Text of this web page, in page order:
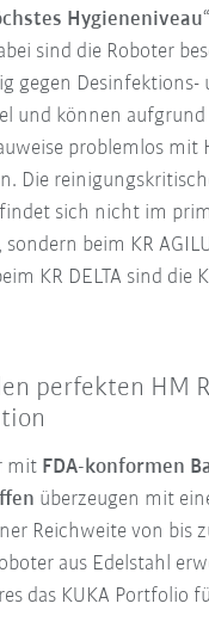
Hygieneniveau
sind die Roboter
gegen Desinfektions-
und können
problemlos mit
Die
sich nicht im
beim KR
KR DELTA sind die
perfekten HM
mit FDA-konformen
überzeugen mit
Reichweite von bis
aus Edelstahl
das KUKA Portfolio